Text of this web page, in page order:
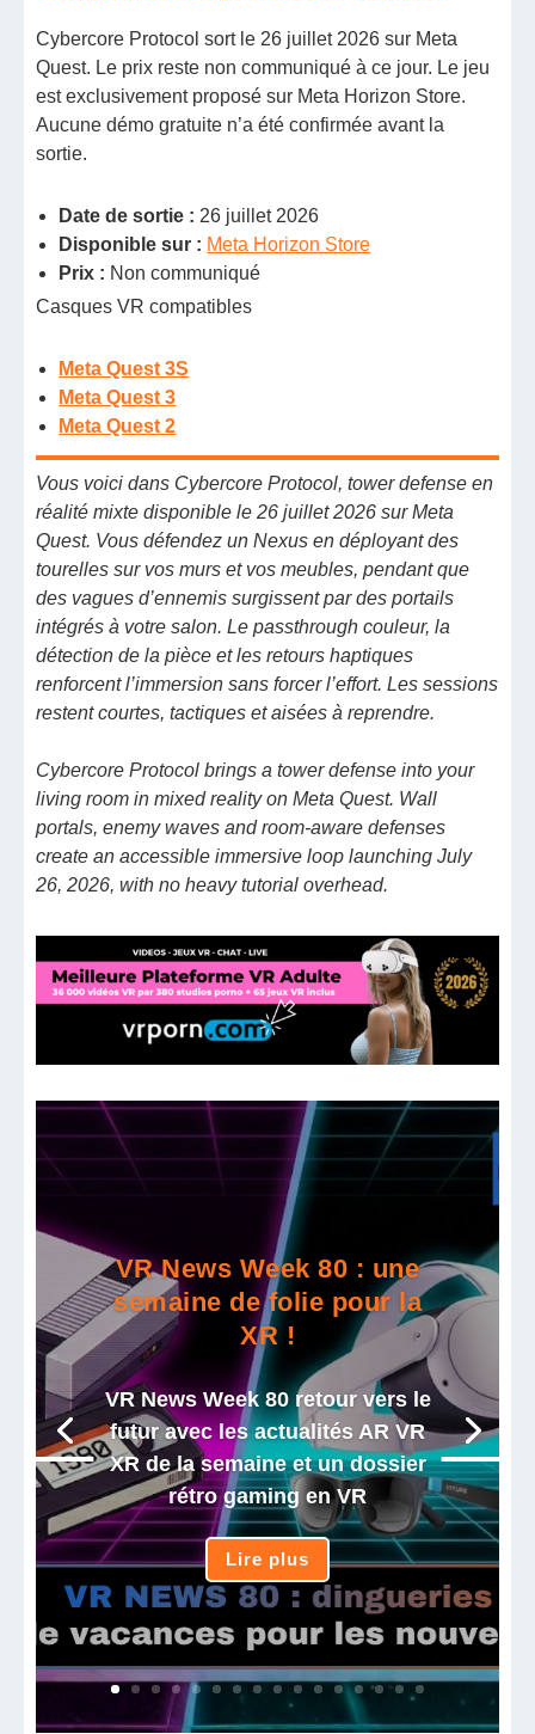
Cybercore Protocol sort le 26 juillet 2026 sur Meta
Quest. Le prix reste non communiqué à ce jour. Le jeu
est exclusivement proposé sur Meta Horizon Store.
Aucune démo gratuite n’a été confirmée avant la
sortie.
Date de sortie : 26 juillet 2026
Disponible sur : Meta Horizon Store
Prix : Non communiqué
Casques VR compatibles
Meta Quest 3S
Meta Quest 3
Meta Quest 2
Vous voici dans Cybercore Protocol, tower defense en
réalité mixte disponible le 26 juillet 2026 sur Meta
Quest. Vous défendez un Nexus en déployant des
tourelles sur vos murs et vos meubles, pendant que
des vagues d’ennemis surgissent par des portails
intégrés à votre salon. Le passthrough couleur, la
détection de la pièce et les retours haptiques
renforcent l’immersion sans forcer l’effort. Les sessions
restent courtes, tactiques et aisées à reprendre.
Cybercore Protocol brings a tower defense into your
living room in mixed reality on Meta Quest. Wall
portals, enemy waves and room-aware defenses
create an accessible immersive loop launching July
26, 2026, with no heavy tutorial overhead.
VR News Week 80 : une
semaine de folie pour la
XR !
VR News Week 80 retour vers le
futur avec les actualités AR VR
XR de la semaine et un dossier
rétro gaming en VR
Lire plus